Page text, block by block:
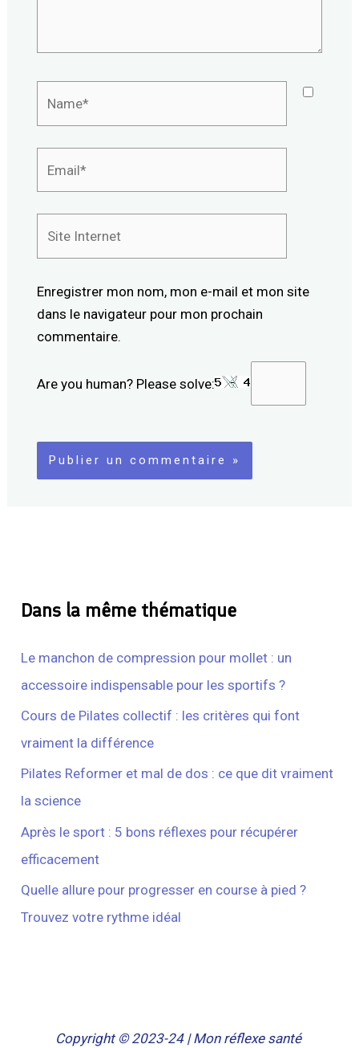
Enregistrer mon nom, mon e-mail et mon site
dans le navigateur pour mon prochain
commentaire.
Are you human? Please solve:
Dans la même thématique
Le manchon de compression pour mollet : un
accessoire indispensable pour les sportifs ?
Cours de Pilates collectif : les critères qui font
vraiment la différence
Pilates Reformer et mal de dos : ce que dit vraiment
la science
Après le sport : 5 bons réflexes pour récupérer
efficacement
Quelle allure pour progresser en course à pied ?
Trouvez votre rythme idéal
Copyright © 2023-24 | Mon réflexe santé